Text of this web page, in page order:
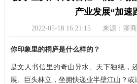
产业发展“加速
2022-05-18 16:21:15 来源：浙
你印象里的桐庐是什么样的？
是文人书信里的奇山异水、天下独绝，
展、巨头林立，坐拥快递业半壁江山？